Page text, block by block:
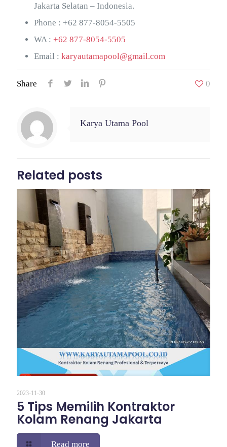
Jakarta Selatan – Indonesia.
Phone : +62 877-8054-5505
WA : +62 877-8054-5505
Email : karyautamapool@gmail.com
Share 0
Karya Utama Pool
Related posts
2023-11-30
5 Tips Memilih Kontraktor
Kolam Renang Jakarta
Read more